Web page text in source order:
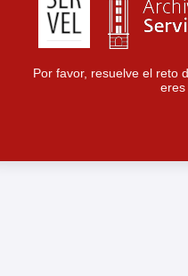
Por favor, resuelve el reto
eres